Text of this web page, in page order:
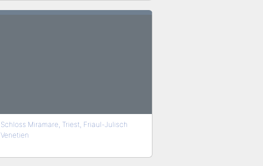
Schloss Miramare, Triest, Friaul-Julisch
Venetien